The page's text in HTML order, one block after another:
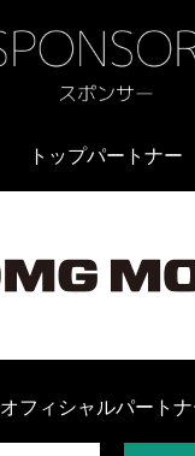
トップパートナー
オフィシャルパートナ